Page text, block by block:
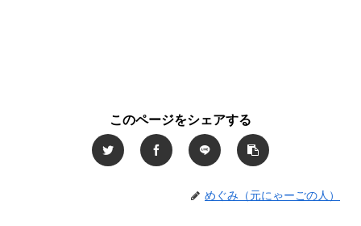
このページをシェアする
めぐみ（元にゃーごの人）